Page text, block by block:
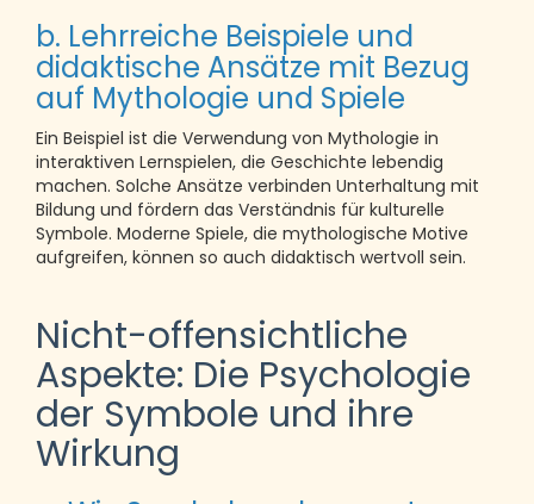
b. Lehrreiche Beispiele und
didaktische Ansätze mit Bezug
auf Mythologie und Spiele
Ein Beispiel ist die Verwendung von Mythologie in
interaktiven Lernspielen, die Geschichte lebendig
machen. Solche Ansätze verbinden Unterhaltung mit
Bildung und fördern das Verständnis für kulturelle
Symbole. Moderne Spiele, die mythologische Motive
aufgreifen, können so auch didaktisch wertvoll sein.
Nicht-offensichtliche
Aspekte: Die Psychologie
der Symbole und ihre
Wirkung